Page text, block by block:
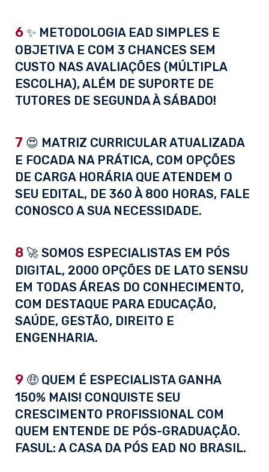
6 ✨ METODOLOGIA EAD SIMPLES E
OBJETIVA E COM 3 CHANCES SEM
CUSTO NAS AVALIAÇÕES (MÚLTIPLA
ESCOLHA), ALÉM DE SUPORTE DE
TUTORES DE SEGUNDA À SÁBADO!
7 😍 MATRIZ CURRICULAR ATUALIZADA
E FOCADA NA PRÁTICA, COM OPÇÕES
DE CARGA HORÁRIA QUE ATENDEM O
SEU EDITAL, DE 360 À 800 HORAS, FALE
CONOSCO A SUA NECESSIDADE.
8 🚀 SOMOS ESPECIALISTAS EM PÓS
DIGITAL, 2000 OPÇÕES DE LATO SENSU
EM TODAS ÁREAS DO CONHECIMENTO,
COM DESTAQUE PARA EDUCAÇÃO,
SAÚDE, GESTÃO, DIREITO E
ENGENHARIA.
9 🤑 QUEM É ESPECIALISTA GANHA
150% MAIS! CONQUISTE SEU
CRESCIMENTO PROFISSIONAL COM
QUEM ENTENDE DE PÓS-GRADUAÇÃO.
FASUL: A CASA DA PÓS EAD NO BRASIL.